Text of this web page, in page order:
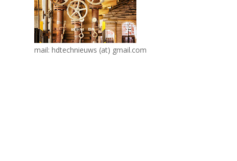
mail: hdtechnieuws (at) gmail.com